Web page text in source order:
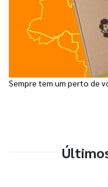
Sempre tem um perto de